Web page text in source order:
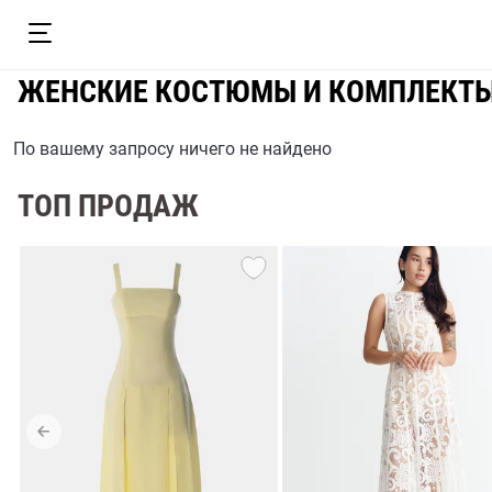
ЖЕНСКИЕ КОСТЮМЫ И
По вашему запросу ничего не найдено
ТОП ПРОДАЖ